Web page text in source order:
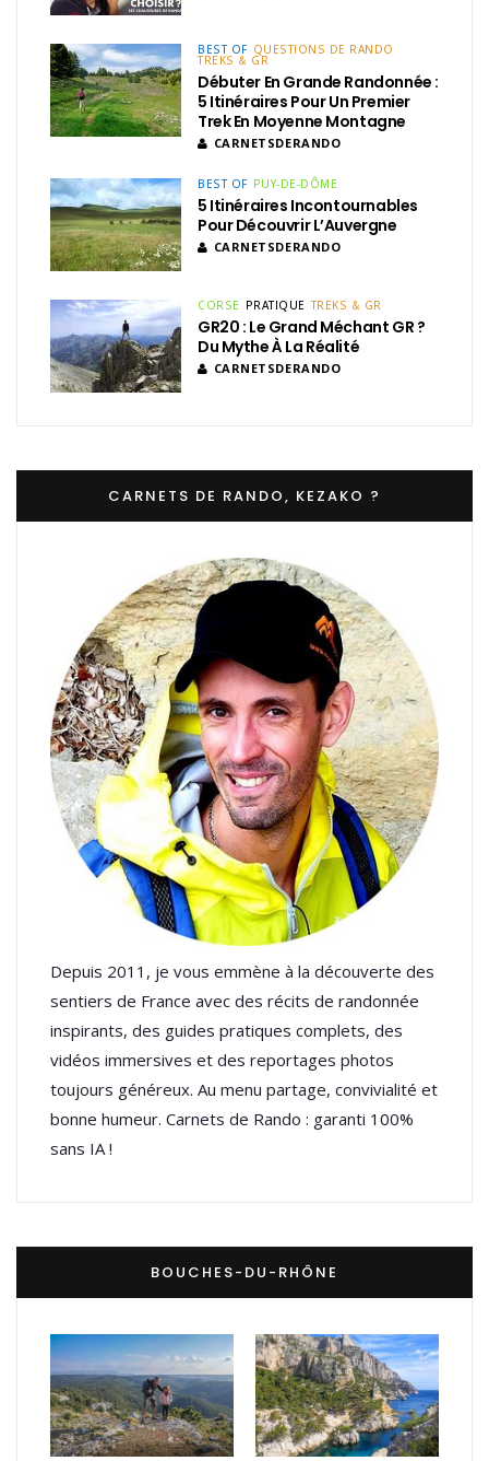
BEST OF QUESTIONS DE RANDO
TREKS & GR
Débuter En Grande Randonnée :
5 Itinéraires Pour Un Premier
Trek En Moyenne Montagne
CARNETSDERANDO
BEST OF PUY-DE-DÔME
5 Itinéraires Incontournables
Pour Découvrir L’Auvergne
CARNETSDERANDO
CORSE PRATIQUE TREKS & GR
GR20 : Le Grand Méchant GR ?
Du Mythe À La Réalité
CARNETSDERANDO
CARNETS DE RANDO, KEZAKO ?
Depuis 2011, je vous emmène à la découverte des
sentiers de France avec des récits de randonnée
inspirants, des guides pratiques complets, des
vidéos immersives et des reportages photos
toujours généreux. Au menu partage, convivialité et
bonne humeur. Carnets de Rando : garanti 100%
sans IA !
BOUCHES-DU-RHÔNE